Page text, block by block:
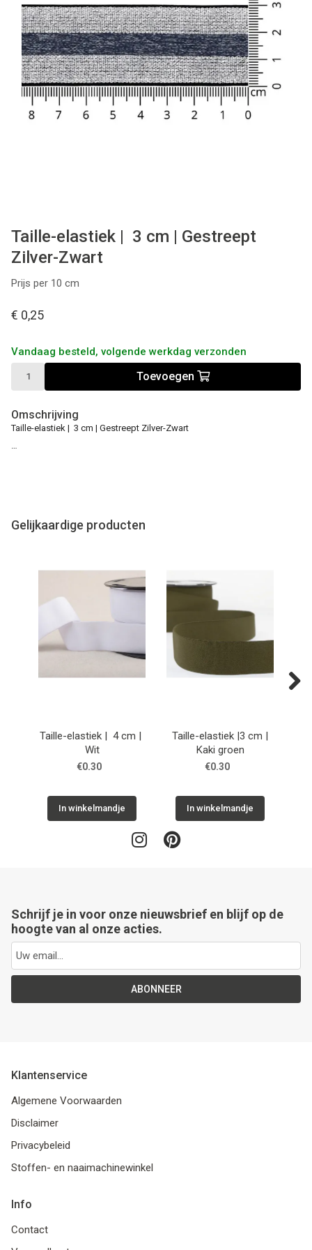
Tips & tricks
Cadeaubon
Solden
Taille-elastiek | 3 cm | Gestreept
Zilver-Zwart
Prijs per 10 cm
€ 0,25
Vandaag besteld, volgende werkdag verzonden
Toevoegen
Omschrijving
Taille-elastiek | 3 cm | Gestreept Zilver-Zwart
Gelijkaardige producten
Taille-elastiek | 4 cm |
Wit
€0.30
In winkelmandje
Taille-elastiek |3 cm |
Kaki groen
€0.30
In winkelmandje
Schrijf je in voor onze nieuwsbrief en blijf op de
hoogte van al onze acties.
ABONNEER
Klantenservice
Algemene Voorwaarden
Disclaimer
Privacybeleid
Stoffen- en naaimachinewinkel
Info
Contact